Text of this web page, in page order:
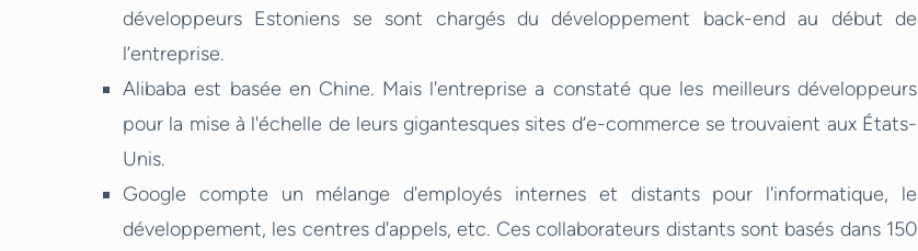
développeurs Estoniens se sont chargés du développement back-end au début de
l’entreprise.
Alibaba est basée en Chine. Mais l'entreprise a constaté que les meilleurs développeurs
pour la mise à l'échelle de leurs gigantesques sites d’e-commerce se trouvaient aux États-
Unis.
Google compte un mélange d'employés internes et distants pour l'informatique, le
développement, les centres d'appels, etc. Ces collaborateurs distants sont basés dans 150